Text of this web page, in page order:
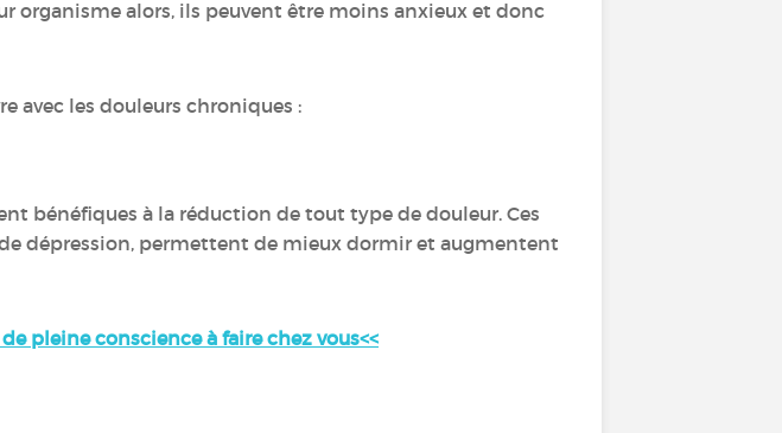
organisme alors, ils peuvent être moins anxieux et donc
avec les douleurs chroniques :
bénéfiques à la réduction de tout type de douleur. Ces
dépression, permettent de mieux dormir et augmentent
pleine conscience à faire chez vous<<